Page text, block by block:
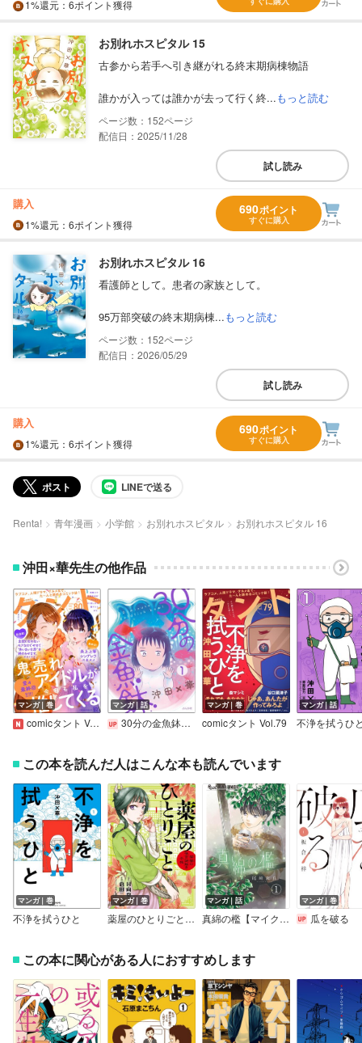
1%還元 ：6ポイント獲得
お別れホスピタル 15
古参から若手へ引き継がれる終末期病棟物語
誰かが入っては誰かが去って行く終...もっと読む
152
配信日：2025/11/28
試し読み
購入
1%還元 ：6ポイント獲得
690ポイント
すぐに購入
お別れホスピタル 16
看護師として。患者の家族として。
95万部突破の終末期病棟...もっと読む
152
配信日：2026/05/29
試し読み
購入
1%還元 ：6ポイント獲得
690ポイント
すぐに購入
ポスト LINEで送る
Renta! 青年漫画 小学館 お別れホスピタル お別れホスピタル 16
沖田×華先生の他作品
マンガ｜巻
comicタント Vol.80
マンガ｜話
30分の金魚鉢（分冊版）
マンガ｜巻
comicタント Vol.79
マンガ｜話
この本を読んだ人はこんな本も読んでいます
マンガ｜巻
不浄を拭うひと
マンガ｜巻
薬屋のひとりごと～猫猫の後宮謎解き手帳～
マンガ｜話
真綿の檻【マイクロ】
マンガ｜巻
瓜を破る
この本に関心がある人におすすめします